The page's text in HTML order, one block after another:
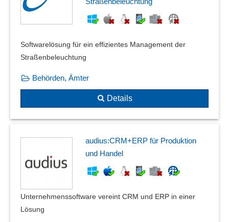
Online-Abofunktionen
Rahmenaufträge
Reparaturauftrag
Schnittstellen zu betrieblichen Daten
Stornierung
Stornoquoten
Zustellpause
Softwarelösung für ein effizientes Management der
Straßenbeleuchtung
Behörden, Ämter
Details
audius:CRM+ERP für Produktion
und Handel
Unternehmenssoftware vereint CRM und ERP in einer
Lösung